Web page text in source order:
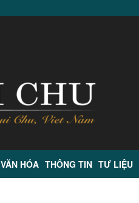
VĂN HÓA THÔNG TIN TƯ LIỆU